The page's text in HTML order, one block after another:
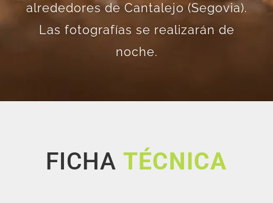
alrededores de Cantalejo (Segovia).
Las fotografías se realizarán de
noche.
FICHATÉCNICA